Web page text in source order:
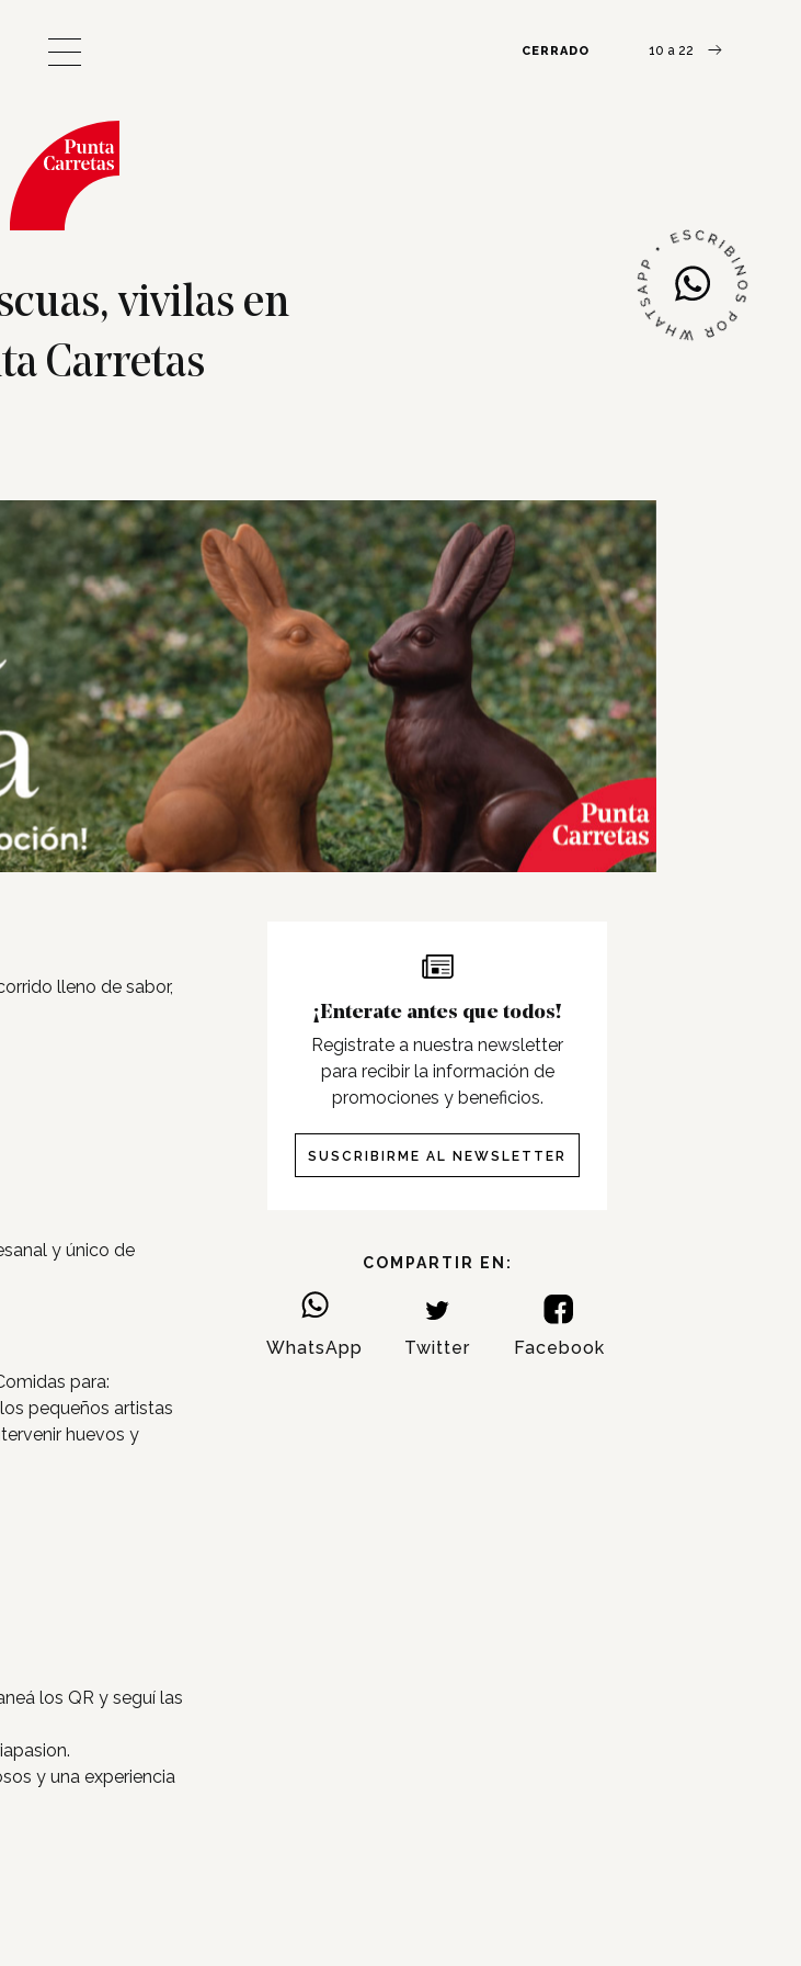
Cine
Nosotros
CERRADO 10 a 22
vivilas en
Carretas
lleno de sabor,
y único de
para:
pequeños artistas
huevos y
los QR y seguí las
y una experiencia
¡Enterate antes que todos!
Registrate a nuestra newsletter
para recibir la información de
promociones y beneficios.
SUSCRIBIRME AL NEWSLETTER
COMPARTIR EN:
WhatsApp Twitter Facebook